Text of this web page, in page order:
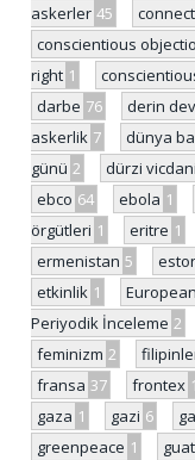
askerler 45
conscientious
right 1
darbe 76 derin
askerlik 7 dünya
günü 2 dürzi
ebco 64 ebola 1
örgütleri 1 eritre 1
ermenistan 5
etkinlik 1
Periyodik İnceleme 2
feminizm 2
fransa 37 frontex 1
gaza 1 gazi 6
greenpeace 1